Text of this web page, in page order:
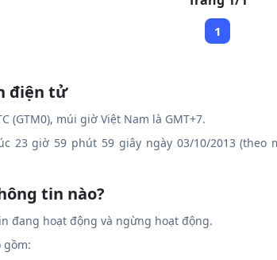
1
điện tử
(GTM0), múi giờ Việt Nam là GMT+7.
23 giờ 59 phút 59 giây ngày 03/10/2013
tin nào?
đang hoạt động và ngừng hoạt động.
gồm: